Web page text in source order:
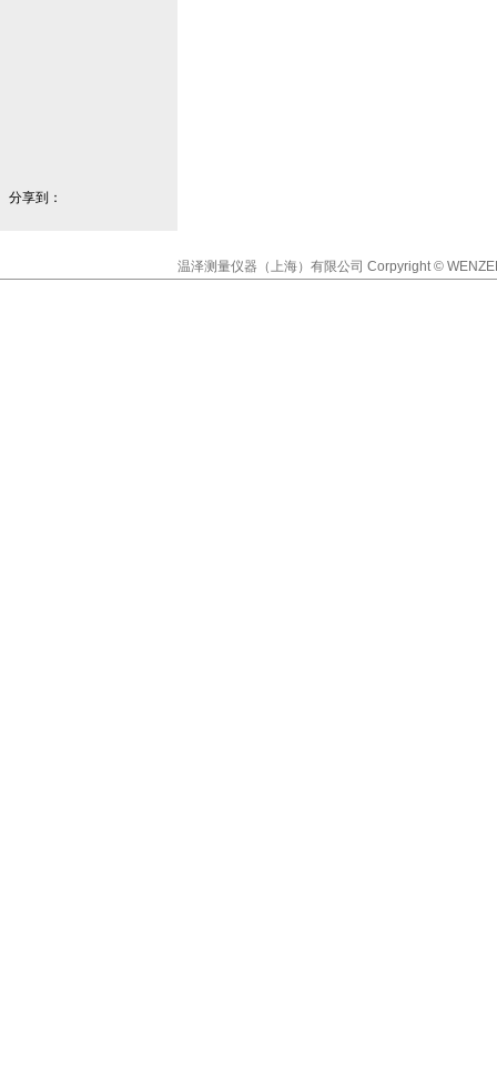
分享到：
温泽测量仪器（上海）有限公司 Corpyright ©